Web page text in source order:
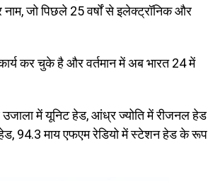
जो पिछले 25 वर्षों से इलेक्ट्रॉनिक और
कर चुके है और वर्तमान में अब भारत 24 में
में यूनिट हेड, आंध्र ज्योति में रीजनल हेड
94.3 माय एफएम रेडियो में स्टेशन हेड के रूप